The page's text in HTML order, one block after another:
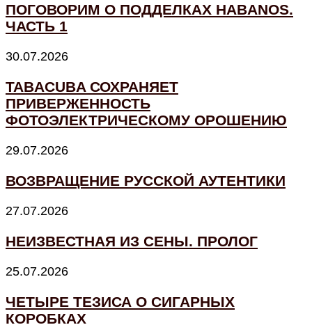
ПОГОВОРИМ О ПОДДЕЛКАХ HABANOS.
ЧАСТЬ 1
30.07.2026
TABACUBA СОХРАНЯЕТ
ПРИВЕРЖЕННОСТЬ
ФОТОЭЛЕКТРИЧЕСКОМУ ОРОШЕНИЮ
29.07.2026
ВОЗВРАЩЕНИЕ РУССКОЙ АУТЕНТИКИ
27.07.2026
НЕИЗВЕСТНАЯ ИЗ СЕНЫ. ПРОЛОГ
25.07.2026
ЧЕТЫРЕ ТЕЗИСА О СИГАРНЫХ
КОРОБКАХ